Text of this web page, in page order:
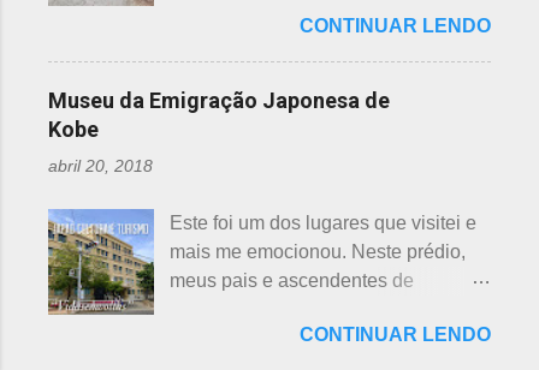
Shichifukujin (七 福神) significa "Sete
xintoísmo. Shichi ...
japoneses foi crescendo
gradativamente. Algumas pesquisas
de poucos anos atrás, mostravam o
pelo futebol ultrapassou o beisebol.
Existem campos de futebol
espalhados por todo o arquipélago.
Nos trens, encontramos muitos
garotos japoneses praticantes do
dinossauros, Dino Adventure
Nagoya, foi inaugurado em julho do
ano passado (2016), junto ao Odaka
Ryokuchi, localizado em Sakyoyama,
danos ou prejuízo. Dino Adventure é
um parque temático que contém 18
réplicas de dinossauros, com sons e
a curiosidade. O som é obtido a partir
CONTINUAR LENDO
Museu da Emigração Japonesa de
Kobe
abril 20, 2018
Este foi um dos lugares que visitei e
mais me emocionou. Neste prédio,
meus pais e ascendentes de
estiveram pela última vez no Japão,
CONTINUAR LENDO